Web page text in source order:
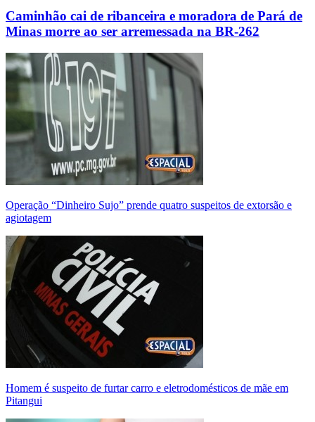
Caminhão cai de ribanceira e moradora de Pará de
Minas morre ao ser arremessada na BR-262
Operação “Dinheiro Sujo” prende quatro suspeitos de extorsão e
agiotagem
Homem é suspeito de furtar carro e eletrodomésticos de mãe em
Pitangui